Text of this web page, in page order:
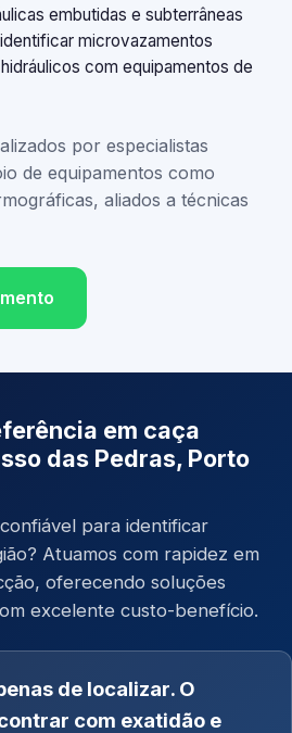
embutidas e subterrâneas
microvazamentos
com equipamentos de
por especialistas
de equipamentos como
aliados a técnicas
em caça
das Pedras, Porto
para identificar
Atuamos com rapidez em
oferecendo soluções
excelente custo-benefício.
de localizar. O
com exatidão e